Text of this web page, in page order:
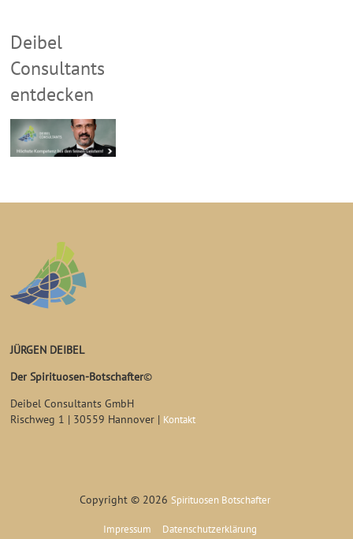
Deibel
Consultants
entdecken
JÜRGEN DEIBEL
Der Spirituosen-Botschafter©
Deibel Consultants GmbH
Rischweg 1 | 30559 Hannover | Kontakt
Copyright © 2026 Spirituosen Botschafter
Impressum Datenschutzerklärung